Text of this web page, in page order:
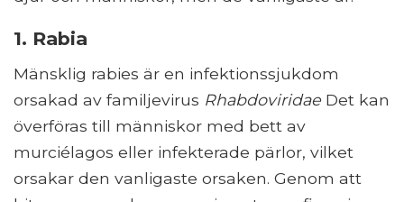
1. Rabia
Mänsklig rabies är en infektionssjukdom
orsakad av familjevirus Rhabdoviridae Det kan
överföras till människor med bett av
murciélagos eller infekterade pärlor, vilket
orsakar den vanligaste orsaken. Genom att